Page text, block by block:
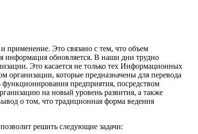
применение. Это связано с тем, что объем
информация обновляется. В наши дни трудно
Это касается не только тех Информационных
которые предназначены для перевода
предприятия, посредством
на новый уровень развития, а также
о том, что традиционная форма ведения
решить следующие задачи: